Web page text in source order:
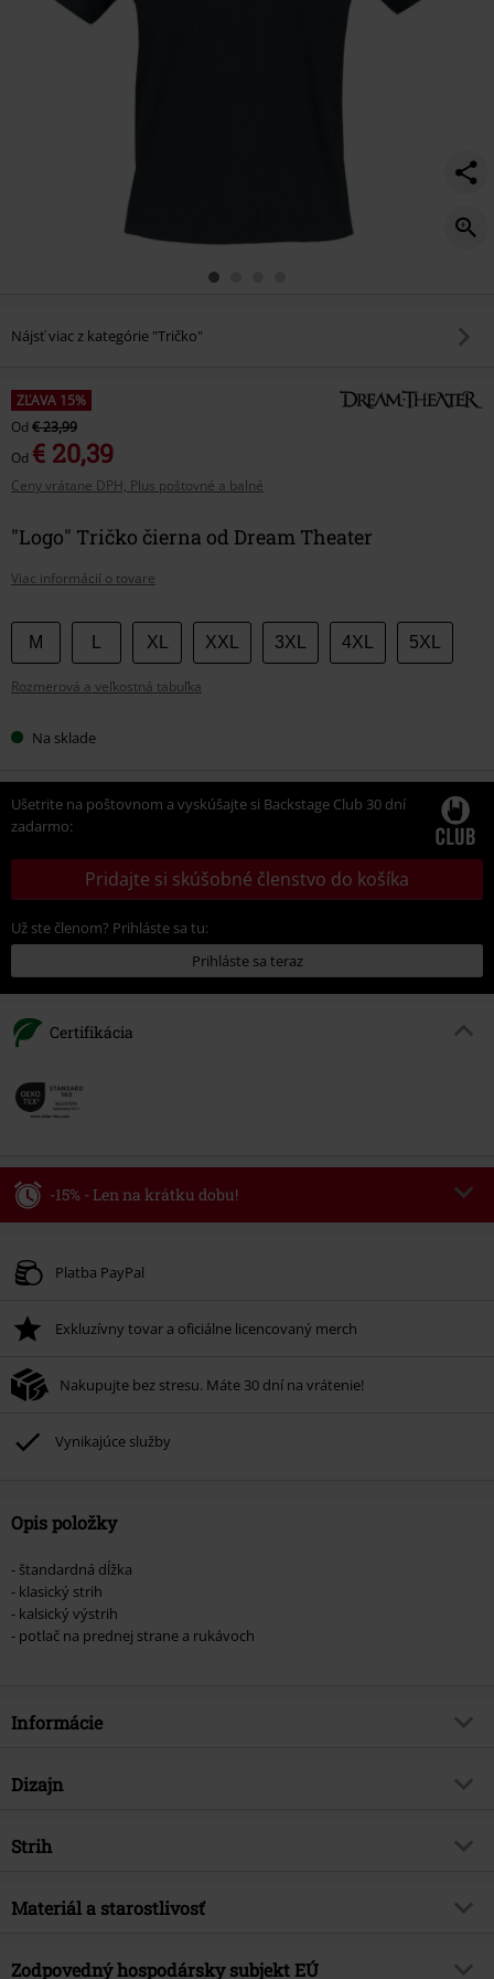
Nájsť viac z kategórie "Tričko"
ZĽAVA 15%
Od € 23,99
Od € 20,39
Ceny vrátane DPH, Plus poštovné a balné
"Logo" Tričko čierna od Dream Theater
Viac informácií o tovare
Vyberte
si
veľkosť
M XL XXL 3XL 4XL 5XL
Rozmerová a veľkostná tabuľka
Na sklade
Ušetrite na poštovnom a vyskúšajte si Backstage Club 30 dní
zadarmo:
Pridajte si skúšobné členstvo do košíka
Už ste členom? Prihláste sa tu:
Prihláste sa teraz
Certifikácia
-15% - Len na krátku dobu!
Platné do 8/9/26
Po zadaní kódu v košíku, sa zľava uplatní automaticky.
Nemožno kombinovať s inými akciovými kódmi. Zľava sa nevzťahuje na:
knihy, médiá, vstupenky, Rammstein, (Till) Lindemann, Böhse Onkelz,
ktorých kúpou podporíte nadáciu.
Platba PayPal
Exkluzívny tovar a oficiálne licencovaný merch
Nakupujte bez stresu. Máte 30 dní na vrátenie!
Vynikajúce služby
Opis položky
- štandardná dĺžka
- klasický strih
- kalsický výstrih
- potlač na prednej strane a rukávoch
Informácie
Tovar č.
hudobný žáner
Licencia
Dizajn
Typ výrobku
Vytlačené
Strih
Strih/vrchný diel
Materiál a starostlivosť
Vrchný materiál
100% bavlna
Zodpovedný hospodársky subjekt EÚ